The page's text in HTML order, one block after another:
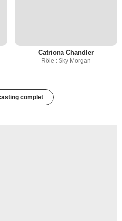
Catriona Chandler
Rôle : Sky Morgan
complet